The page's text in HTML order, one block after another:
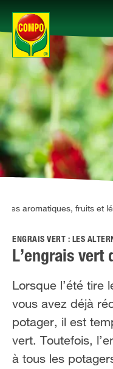
Produits
Conseil
Thèmes
Service
Qui sommes-nous?
NL FR
aromatiques, fruits et
ENGRAIS VERT : LES
L’engrais vert
Lorsque l’été tire
vous avez déjà
potager, il est
vert. Toutefois,
à tous les